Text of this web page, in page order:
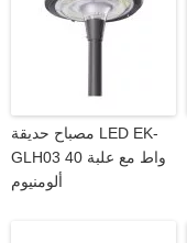
مصباح حديقة LED EK-
GLH03 40 واط مع علبة
ألومنيوم